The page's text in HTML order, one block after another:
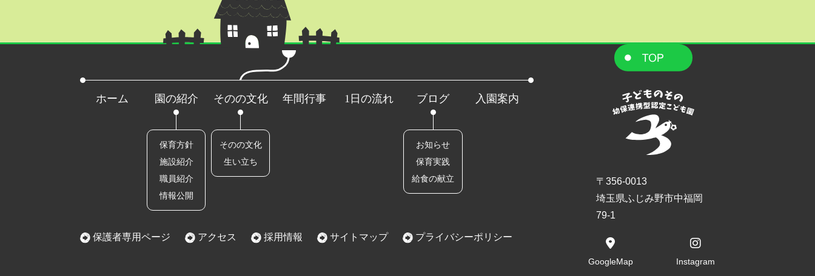
ホーム 園の紹介
保育方針
施設紹介
職員紹介
情報公開
そのの文化
そのの文化
生い立ち
年間行事 1日の流れ ブログ
お知らせ
保育実践
給食の献立
入園案内
保護者専用ページ アクセス 採用情報 サイトマップ プライバシーポリシー
〒356-0013
埼玉県ふじみ野市中福岡
79-1
GoogleMap Instagram